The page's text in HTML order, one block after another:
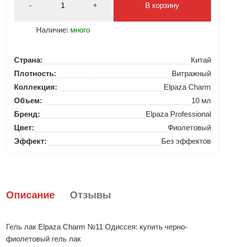
- +
Наличие: много
В корзину
Страна:
Китай
Плотность:
Витражный
Коллекция:
Elpaza Charm
Объем:
10 мл
Бренд:
Elpaza Professional
Цвет:
Фиолетовый
Эффект:
Без эффектов
Описание Отзывы
Гель лак Elpaza Charm №11 Одиссея: купить черно-
фиолетовый гель лак